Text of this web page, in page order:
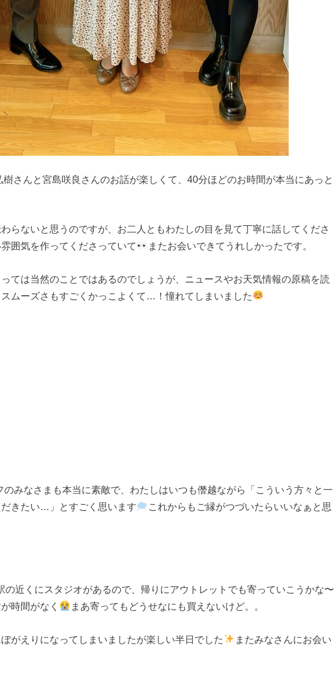
さんと宮島咲良さんのお話が楽しくて、40分ほどのお時間が本当にあっと
らないと思うのですが、お二人ともわたしの目を見て丁寧に話してくださ
囲気を作ってくださっていて
またお会いできてうれしかったです。
ては当然のことではあるのでしょうが、ニュースやお天気情報の原稿を読
ムーズさもすごくかっこよくて…！憧れてしまいました
のみなさまも本当に素敵で、わたしはいつも僭越ながら「こういう方々と一
きたい…」とすごく思います
これからもご縁がつづいたらいいなぁと思
の近くにスタジオがあるので、帰りにアウトレットでも寄っていこうかな〜
時間がなく
まあ寄ってもどうせなにも買えないけど。。
がえりになってしまいましたが楽しい半日でした
またみなさんにお会い